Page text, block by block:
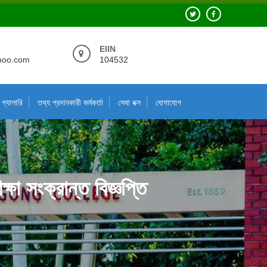
EIIN
104532
গ্যালারি তথ্য প্রদানকারী কর্মকর্তা সেবা বক্স যোগাযোগ
সংক্রান্ত বিজ্ঞপ্তি